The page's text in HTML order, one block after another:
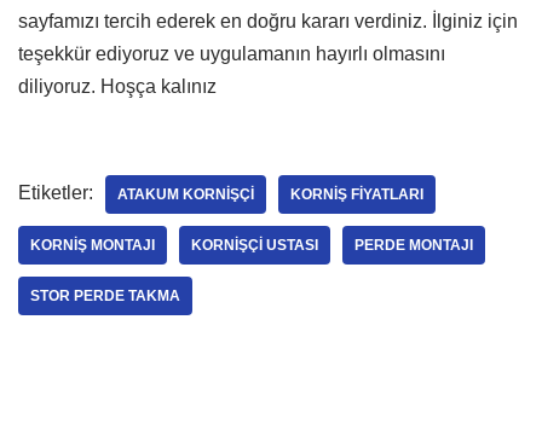
sayfamızı tercih ederek en doğru kararı verdiniz. İlginiz için
teşekkür ediyoruz ve uygulamanın hayırlı olmasını
diliyoruz. Hoşça kalınız
Etiketler: ATAKUM KORNIŞÇI KORNIŞ FIYATLARI
KORNIŞ MONTAJI KORNIŞÇI USTASI PERDE MONTAJI
STOR PERDE TAKMA